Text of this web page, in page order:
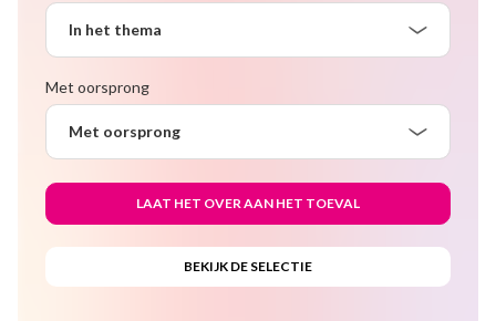
In het thema
Met oorsprong
Met oorsprong